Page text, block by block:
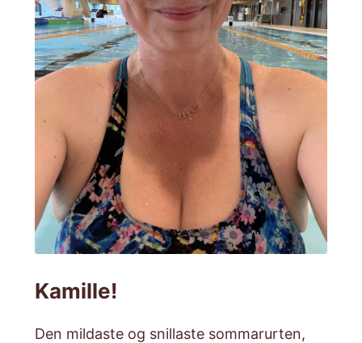
Kamille!
Den mildaste og snillaste sommarurten,